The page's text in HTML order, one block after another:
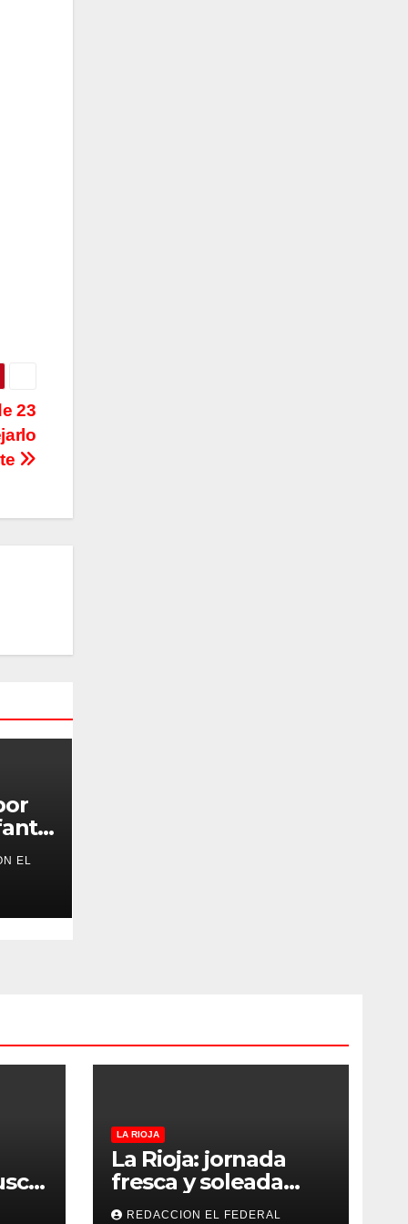
23
La
EL
LA RIOJA
La Rioja: jornada
fresca y soleada
este jueves, con
REDACCION EL FEDERAL